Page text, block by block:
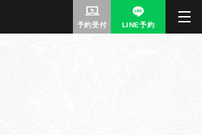
予約受付 LINE予約